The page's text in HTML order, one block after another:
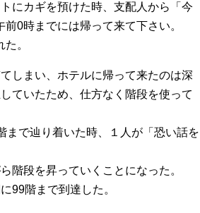
にカギを預けた時、支配人から「今
0時までには帰って来て下さい。
。
しまい、ホテルに帰って来たのは深
ていたため、仕方なく階段を使って
まで辿り着いた時、１人が「恐い話を
階段を昇っていくことになった。
99階まで到達した。